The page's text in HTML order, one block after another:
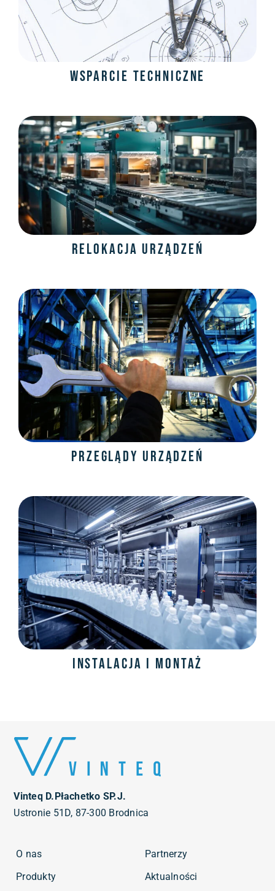
Wsparcie techniczne
Relokacja urządzeń
Przeglądy urządzeń
Instalacja i montaż
Vinteq D.Płachetko SP.J.
Ustronie 51D, 87-300 Brodnica
O nas
Produkty
Partnerzy
Aktualności